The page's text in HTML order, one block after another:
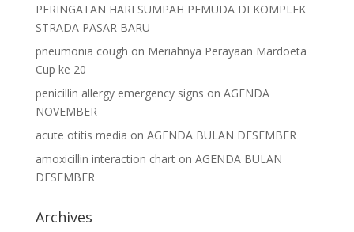
PERINGATAN HARI SUMPAH PEMUDA DI KOMPLEK
STRADA PASAR BARU
pneumonia cough on Meriahnya Perayaan Mardoeta
Cup ke 20
penicillin allergy emergency signs on AGENDA
NOVEMBER
acute otitis media on AGENDA BULAN DESEMBER
amoxicillin interaction charton AGENDA BULAN
DESEMBER
Archives